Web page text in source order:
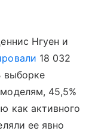
Нгуен и
18 032
выборке
45,5%
как активного
ее явно